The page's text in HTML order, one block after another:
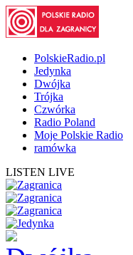
PolskieRadio.pl
Jedynka
Dwójka
Trójka
Czwórka
Radio Poland
Moje Polskie Radio
ramówka
LISTEN LIVE